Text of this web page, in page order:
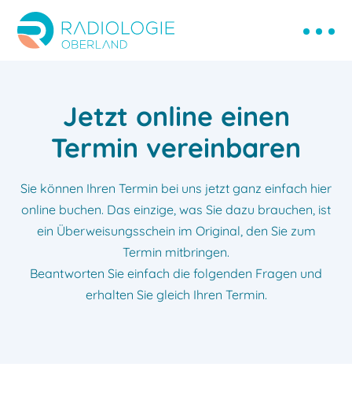
Jetzt online einen
Termin vereinbaren
Sie können Ihren Termin bei uns jetzt ganz einfach hier
online buchen. Das einzige, was Sie dazu brauchen, ist
ein Überweisungsschein im Original, den Sie zum
Termin mitbringen.
Beantworten Sie einfach die folgenden Fragen und
erhalten Sie gleich Ihren Termin.